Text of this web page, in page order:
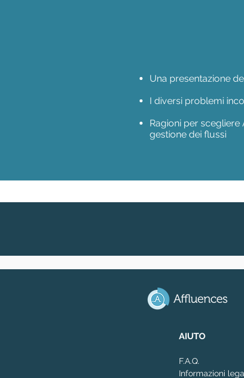
Una presentazione
I diversi problemi
Ragioni per
gestione dei flussi
AIUTO
F.A.Q.
Informazioni